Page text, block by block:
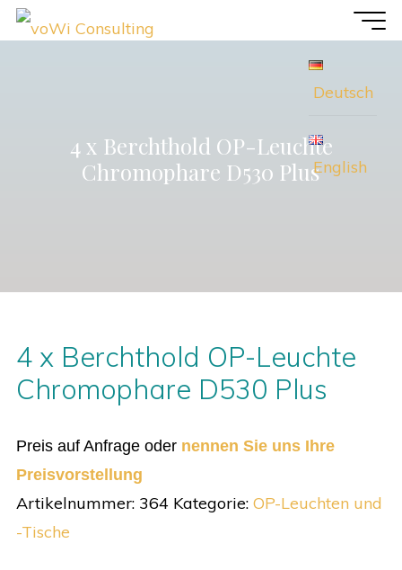
Zum
Inhalt
Deutsch
English
4 x Berchthold OP-Leuchte
Chromophare D530 Plus
4 x Berchthold OP-Leuchte
Chromophare D530 Plus
Preis auf Anfrage oder nennen Sie uns Ihre
Preisvorstellung
Artikelnummer: 364 Kategorie: OP-Leuchten und
-Tische